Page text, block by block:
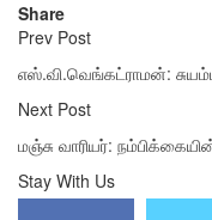
Share
Prev Post
எஸ்.வி.வெங்கட்ராமன்:
Next Post
மஞ்சு வாரியர்:
Stay With Us